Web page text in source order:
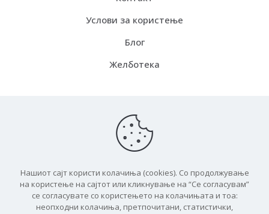
Услови за користење
Блог
Желботека
Како функцинира
Бесплатна испорака
ЧПП
Нашиот сајт користи колачиња (cookies). Со продолжување
на користење на сајтот или кликнување на “Се согласувам”
се согласувате со користењето на колачињата и тоа:
неопходни колачиња, претпочитани, статистички,